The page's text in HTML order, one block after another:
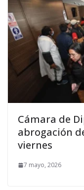
Cámara de
abrogación
viernes
7 mayo, 2026